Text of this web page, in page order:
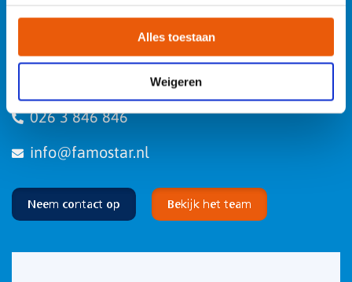
Alles toestaan
Weigeren
ondersteund door de gehele organisatie. Zo heb je altijd een
persoonlijk aanspreekpunt. Heb je een vraag? Neem contact
026 3 846 846
info@famostar.nl
Neem contact op Bekijk het team